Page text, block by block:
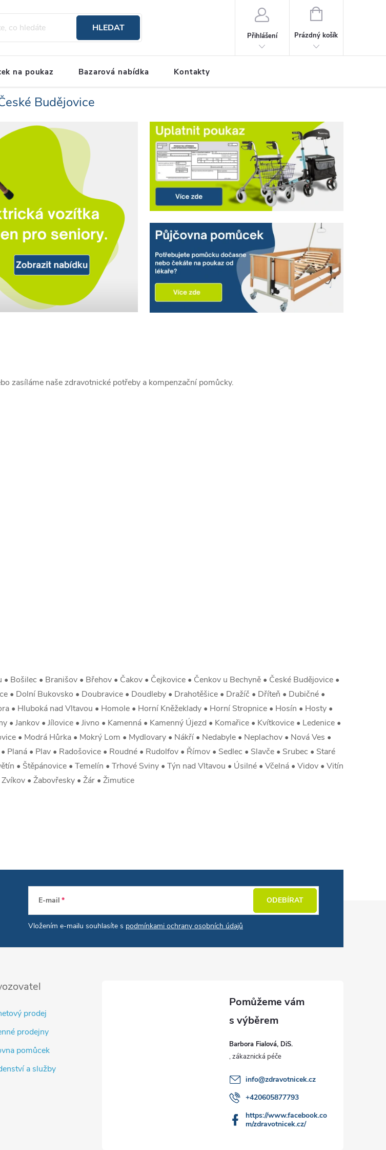
HLEDAT
Přihlášení
NÁKUPNÍ KOŠÍK
Prázdný košík
na poukaz Bazarová nabídka Kontakty
Budějovice
zasíláme naše zdravotnické potřeby a kompenzační pomůcky.
• Branišov • Břehov • Čakov • Čejkovice • Čenkov u Bechyně • České Budějovice •
• Dolní Bukovsko • Doubravice • Doudleby • Drahotěšice • Dražíč • Dříteň • Dubičné •
• Hluboká nad Vltavou • Homole • Horní Kněžeklady • Horní Stropnice • Hosín • Hosty •
Jankov • Jílovice • Jivno • Kamenná • Kamenný Újezd • Komařice • Kvítkovice • Ledenice •
• Modrá Hůrka • Mokrý Lom • Mydlovary • Nákří • Nedabyle • Neplachov • Nová Ves •
• Plav • Radošovice • Roudné • Rudolfov • Římov • Sedlec • Slavče • Srubec • Staré
• Štěpánovice • Temelín • Trhové Sviny • Týn nad Vltavou • Úsilné • Včelná • Vidov • Vitín
• Žabovřesky • Žár • Žimutice
E-mail
Vložením e-mailu souhlasíte s podmínkami ochrany osobních údajů
ODEBÍRAT
prodej
prodejny
pomůcek
a služby
Barbora Fialová, DiS.
info@zdravotnicek.cz
+420605877793
https://www.facebook.co
m/zdravotnicek.cz/